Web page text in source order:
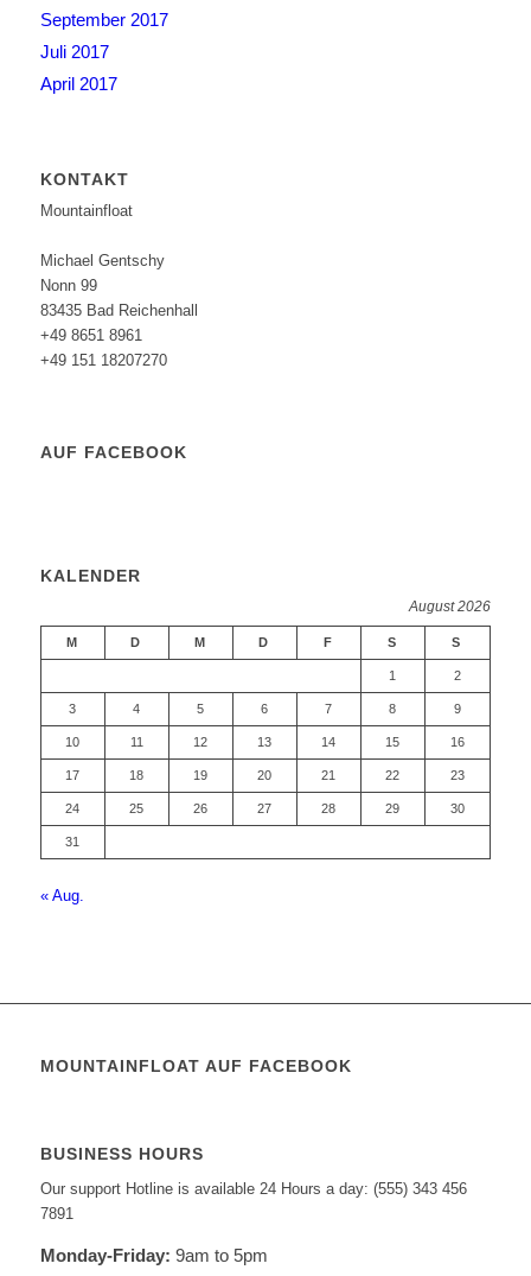
September 2017
Juli 2017
April 2017
KONTAKT
Mountainfloat
Michael Gentschy
Nonn 99
83435 Bad Reichenhall
+49 8651 8961
+49 151 18207270
AUF FACEBOOK
KALENDER
August 2026
M D M D F S S
1 2
3 4 5 6 7 8 9
10 11 12 13 14 15 16
17 18 19 20 21 22 23
24 25 26 27 28 29 30
31
« Aug.
MOUNTAINFLOAT AUF FACEBOOK
BUSINESS HOURS
Our support Hotline is available 24 Hours a day: (555) 343 456
7891
Monday-Friday: 9am to 5pm